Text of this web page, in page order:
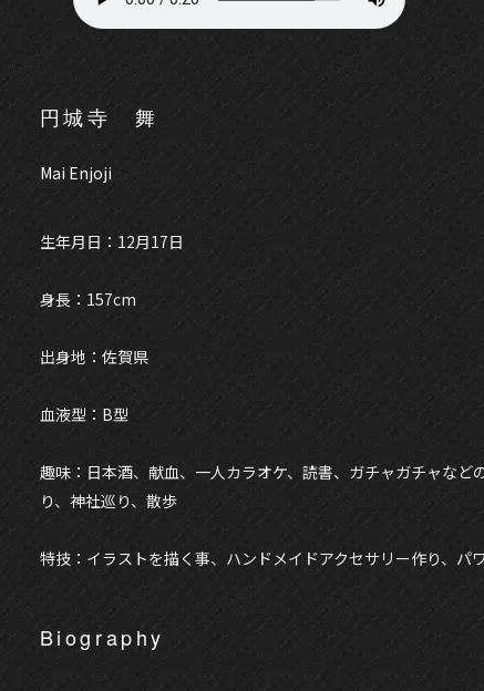
円城寺 舞
Mai Enjoji
生年月日：12月17日
身長：157cm
出身地：佐賀県
血液型：B型
趣味：日本酒、献血、一人カラオケ、読書、ガチャガチャなど
り、神社巡り、散歩
特技：イラストを描く事、ハンドメイドアクセサリー作り、パ
Biography